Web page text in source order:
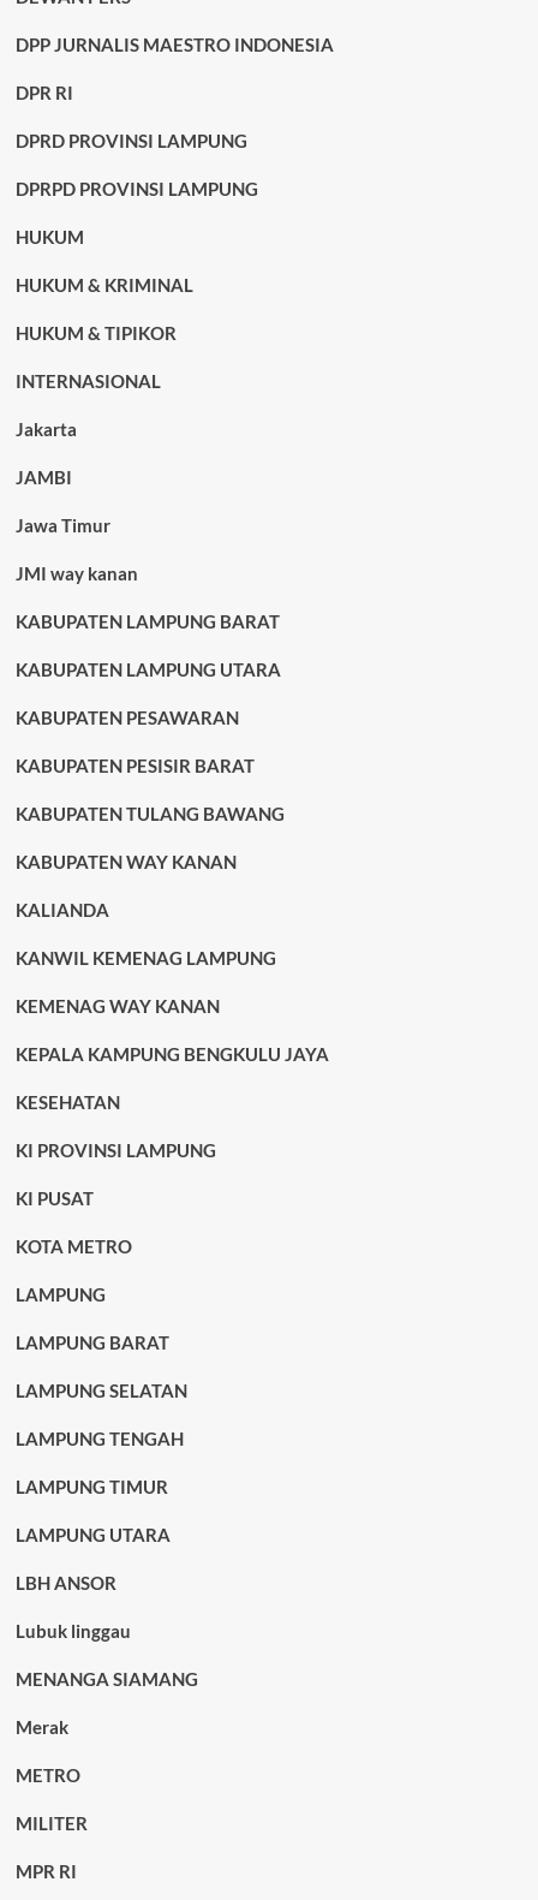
DPP JURNALIS MAESTRO INDONESIA
DPR RI
DPRD PROVINSI LAMPUNG
DPRPD PROVINSI LAMPUNG
HUKUM
HUKUM & KRIMINAL
HUKUM & TIPIKOR
INTERNASIONAL
Jakarta
JAMBI
Jawa Timur
JMI way kanan
KABUPATEN LAMPUNG BARAT
KABUPATEN LAMPUNG UTARA
KABUPATEN PESAWARAN
KABUPATEN PESISIR BARAT
KABUPATEN TULANG BAWANG
KABUPATEN WAY KANAN
KALIANDA
KANWIL KEMENAG LAMPUNG
KEMENAG WAY KANAN
KEPALA KAMPUNG BENGKULU JAYA
KESEHATAN
KI PROVINSI LAMPUNG
KI PUSAT
KOTA METRO
LAMPUNG
LAMPUNG BARAT
LAMPUNG SELATAN
LAMPUNG TENGAH
LAMPUNG TIMUR
LAMPUNG UTARA
LBH ANSOR
Lubuk linggau
MENANGA SIAMANG
Merak
METRO
MILITER
MPR RI